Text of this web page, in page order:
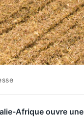
Afrique ouvre